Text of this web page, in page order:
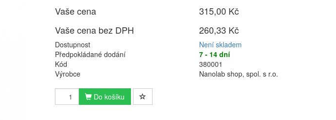
Vaše cena
315,00 Kč
Vaše cena bez DPH
260,33 Kč
Dostupnost
Není skladem
Předpokládané dodání
7 - 14 dní
Kód
380001
Výrobce
Nanolab shop, spol. s r.o.
Do košíku